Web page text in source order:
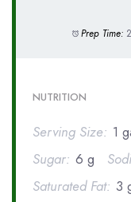
Prep Time:
NUTRITION
Serving Size: 1
Sugar: 6 g
Saturated Fat: 3